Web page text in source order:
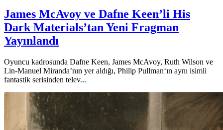
James McAvoy ve Dafne Keen’li His
Dark Materials’tan Yeni Fragman
Yayınlandı
Oyuncu kadrosunda Dafne Keen, James McAvoy, Ruth Wilson ve
Lin-Manuel Miranda’nın yer aldığı, Philip Pullman‘ın aynı isimli
fantastik serisinden telev...